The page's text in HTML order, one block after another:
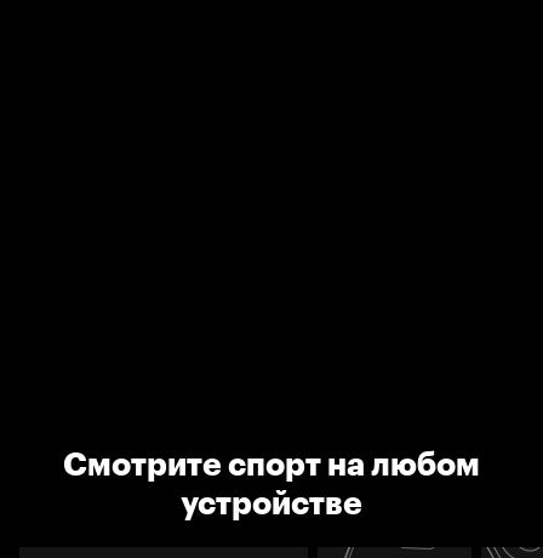
Смотрите спорт на любом
устройстве